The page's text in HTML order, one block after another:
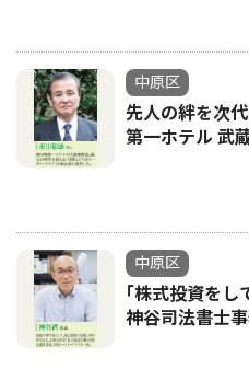
中原区
先人の絆を次
第一ホテル 武
中原区
｢株式投資を
神谷司法書士